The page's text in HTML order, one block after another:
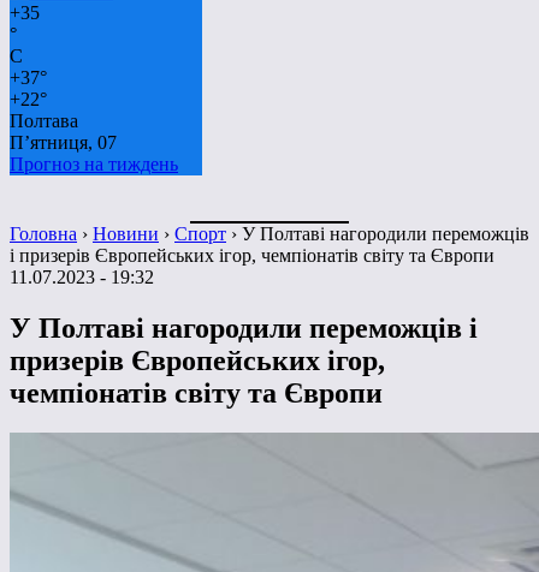
+35
°
C
+37°
+22°
Полтава
П’ятниця, 07
Прогноз на тиждень
Головна › Новини › Спорт › У Полтаві нагородили переможців
і призерів Європейських ігор, чемпіонатів світу та Європи
11.07.2023 - 19:32
У Полтаві нагородили переможців і
призерів Європейських ігор,
чемпіонатів світу та Європи